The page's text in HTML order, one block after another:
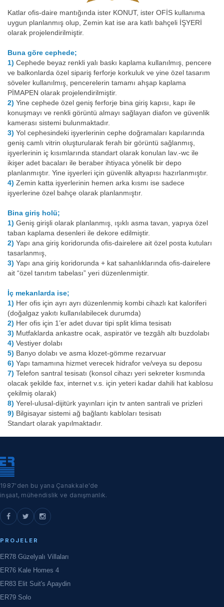
Katlar ofis-daire mantığında ister KONUT, ister OFİS kullanıma
uygun planlanmış olup, Zemin kat ise ara katlı bahçeli İŞYERİ
olarak projelendirilmiştir.
Buna göre cephede;
1) Cephede beyaz renkli yalı baskı kaplama kullanılmış, pencere
ve balkonlarda özel sipariş ferforje korkuluk ve yine özel tasarım
söveler kullanılmış, pencerelerin tamamı ahşap kaplama
PİMAPEN olarak projelendirilmiştir.
2) Yine cephede özel geniş ferforje bina giriş kapısı, kapı ile
konuşmayı ve renkli görüntü almayı sağlayan diafon ve güvenlik
kamerası sistemi bulunmaktadır.
3) Yol cephesindeki işyerlerinin cephe doğramaları kapılarında
geniş camlı vitrin oluşturularak ferah bir görüntü sağlanmış,
işyerlerinin iç kısımlarında standart olarak konulan lav.-wc ile
ikişer adet bacaları ile beraber ihtiyaca yönelik bir depo
planlanmıştır. Yine işyerleri için güvenlik altyapısı hazırlanmıştır.
4) Zemin katta işyerlerinin hemen arka kısmı ise sadece
işyerlerine özel bahçe olarak planlanmıştır.
Bina giriş holü;
1) Geniş girişli olarak planlanmış, ışıklı asma tavan, yapıya özel
taban kaplama desenleri ile dekore edilmiştir.
2) Yapı ana giriş koridorunda ofis-dairelere ait özel posta kutuları
tasarlanmış,
3) Yapı ana giriş koridorunda + kat sahanlıklarında ofis-dairelere
ait “özel tanıtım tabelası” yeri düzenlenmiştir.
İç mekanlarda ise;
1) Her ofis için ayrı ayrı düzenlenmiş kombi cihazlı kat kaloriferi
(doğalgaz yakıtı kullanılabilecek durumda)
2) Her ofis için 1’er adet duvar tipi split klima tesisatı
3) Mutfaklarda ankastre ocak, aspiratör ve tezgâh altı buzdolabı
4) Vestiyer dolabı
5) Banyo dolabı ve asma klozet-gömme rezarvuar
6) Yapı tamamına hizmet verecek hidrafor ve/veya su deposu
7) Telefon santral tesisatı (konsol cihazı yeri sekreter kısmında
olacak şekilde fax, internet v.s. için yeteri kadar dahili hat kablosu
çekilmiş olarak)
8) Yerel-ulusal-dijitürk yayınları için tv anten santrali ve prizleri
9) Bilgisayar sistemi ağ bağlantı kabloları tesisatı
Standart olarak yapılmaktadır.
1987'den bu yana Çanakkale'de
inşaat, mühendislik ve danışmanlık.
PROJELER
ER78 Güzelyalı Villaları
ER76 Kale Homes 4
ER83 Elit Suit's Apaydin
ER79 Solo